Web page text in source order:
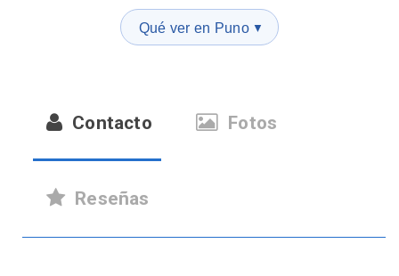
Qué ver en Puno ▼
Contacto Fotos
Reseñas